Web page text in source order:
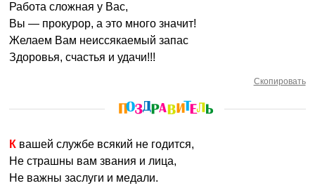
Работа сложная у Вас,
Вы — прокурор, а это много значит!
Желаем Вам неиссякаемый запас
Здоровья, счастья и удачи!!!
Скопировать
К вашей службе всякий не годится,
Не страшны вам звания и лица,
Не важны заслуги и медали.